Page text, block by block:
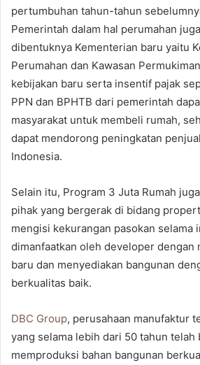
pertumbuhan tahun-tahun
Pemerintah dalam hal perumahan
dibentuknya Kementerian baru yaitu
Perumahan dan Kawasan
kebijakan baru serta insentif pajak
PPN dan BPHTB dari pemerintah
masyarakat untuk membeli rumah,
dapat mendorong peningkatan
Indonesia.
Selain itu, Program 3 Juta Rumah
pihak yang bergerak di bidang
mengisi kekurangan pasokan selama
dimanfaatkan oleh developer dengan
baru dan menyediakan bangunan
berkualitas baik.
DBC Group, perusahaan manufaktur
yang selama lebih dari 50 tahun telah
memproduksi bahan bangunan